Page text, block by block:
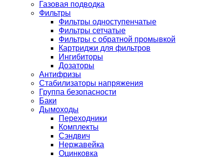
Газовая подводка
Фильтры
Фильтры одноступенчатые
Фильтры сетчатые
Фильтры с обратной промывкой
Картриджи для фильтров
Ингибиторы
Дозаторы
Антифризы
Стабилизаторы напряжения
Группа безопасности
Баки
Дымоходы
Переходники
Комплекты
Сэндвич
Нержавейка
Оцинковка